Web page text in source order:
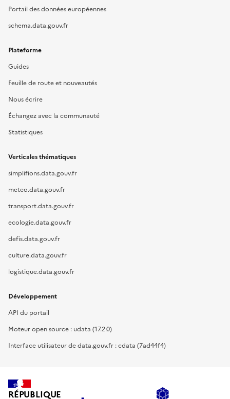
Portail des données européennes
schema.data.gouv.fr
Plateforme
Guides
Feuille de route et nouveautés
Nous écrire
Échangez avec la communauté
Statistiques
Verticales thématiques
simplifions.data.gouv.fr
meteo.data.gouv.fr
transport.data.gouv.fr
ecologie.data.gouv.fr
defis.data.gouv.fr
culture.data.gouv.fr
logistique.data.gouv.fr
Développement
API du portail
Moteur open source : udata (17.2.0)
Interface utilisateur de data.gouv.fr : cdata (7ad44f4)
RÉPUBLIQUE